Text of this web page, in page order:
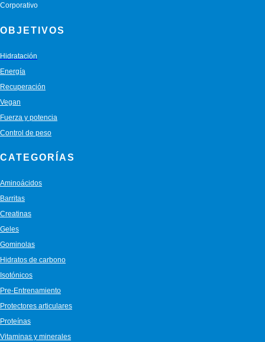
Corporativo
OBJETIVOS
Hidratación
Energía
Recuperación
Vegan
Fuerza y potencia
Control de peso
CATEGORÍAS
Aminoácidos
Barritas
Creatinas
Geles
Gominolas
Hidratos de carbono
Isotónicos
Pre-Entrenamiento
Protectores articulares
Proteínas
Vitaminas y minerales